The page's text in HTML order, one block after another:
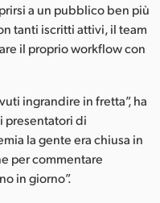
a un pubblico ben più
tanti iscritti attivi, il team
il proprio workflow con
ingrandire in fretta”, ha
presentatori di
la gente era chiusa in
per commentare
in giorno”.